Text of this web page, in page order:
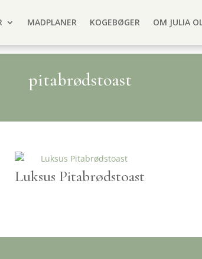
MADPLANER KOGEBØGER OM JULIA
pitabrødstoast
Luksus Pitabrødstoast